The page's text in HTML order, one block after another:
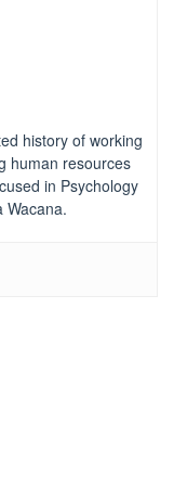
history of working
human resources
in Psychology
Wacana.